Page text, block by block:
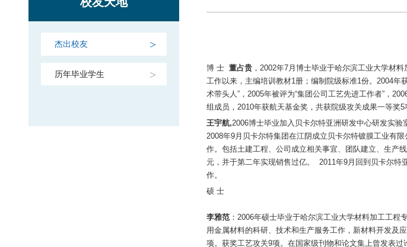
杰出校友
历年毕业学生
博 士董占贵 ，2002年7月博士毕业于哈尔滨工业大学材
工作以来，主编培训教材1册；编制院级标准1份。2004年
术带头人”，2005年被评为“集团公司工艺先进工作者”，
组成员，2010年获航天基金奖，共获院级攻关成果一等奖
王宇航,2006博士毕业加入贝卡尔特亚洲研发中心研发实验
2008年9月贝卡尔特集团在江阴成立贝卡尔特镀膜工业有
作。包括土建工程、公司成立相关事宜、团队建立、生产
元，并于第二年实现销售过亿。 2011年9月回到贝卡尔特
作。
硕 士
李雅范 ：2006年硕士毕业于哈尔滨工业大学材料加工工
用金属材料的科研、技术和生产服务工作，新材料开发及
项。获奖工艺攻关9项。在国家级刊物和论文集上曾发表